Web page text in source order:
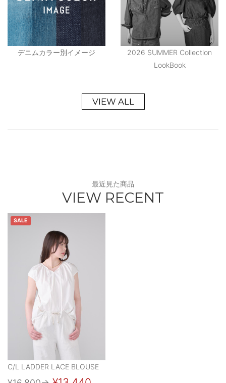
デニムカラー別イメージ
2026 SUMMER Collection
LookBook
VIEW ALL
最近見た商品
VIEW RECENT
SALE
C/L LADDER LACE BLOUSE